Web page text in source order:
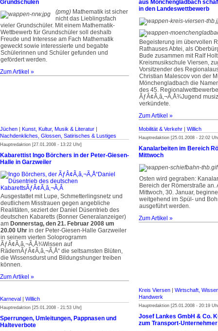
Grundschulen
(pmg) Mathematik ist sicher
nicht das Lieblingsfach
vieler Grundschüler. Mit einem Mathematik-
Wettbewerb für Grundschüler soll deshalb
Freude und Interesse am Fach Mathematik
geweckt sowie interessierte und begabte
Schülerinnen und Schüler gefunden und
gefördert werden.
Zum Artikel »
aus Mönchengladbach
in den Landeswettbewerb
Begeisterung im übervollen
Rathauses Abtei, als
Bude zusammen mit Ralf
Kreismusikschule Viersen,
Vorsitzender des
Christian Malescov von der
Mönchengladbach die
des 45.
ÃƒÂ¢Ã‚â‚¬Ã‚Å¾Jugend
verkündete.
Zum Artikel »
Jüchen | Kunst, Kultur, Musik & Literatur |
Nachdenkliches, Glossen, Satirisches & Lustiges
Hauptredaktion [27.01.2008 - 13:22 Uhr]
Kabarettist Ingo Börchers in der Peter-Giesen-
Halle in Garzweiler
Ausgestattet mit Lupe, Schmetterlingsnetz und
deutlichem Misstrauen gegen angebliche
Realitäten, seziert der Daniel Düsentrieb des
deutschen Kabaretts (Bonner Generalanzeiger)
am Donnerstag, den 21. Februar 2008 um
20.00 Uhr in der Peter-Giesen-Halle Garzweiler
in seinem vierten Soloprogramm
ÃƒÂ¢Ã‚â‚¬Ã‚Å¾Wissen auf
RädernÃƒÂ¢Ã‚â‚¬Ã‚Å“ die seltsamsten Blüten,
die Wissensdurst und Bildungshunger treiben
können.
Zum Artikel »
Mobilität & Verkehr | Willich
Hauptredaktion [25.01.2008 - 22:02
Kanalarbeiten im Bereich
Mittwoch
Osten wird gegraben:
Bereich der Römerstraße an.
Mittwoch, 30. Januar,
weitgehend im Spül- und
ausgeführt werden.
Zum Artikel »
Karneval | Willich
Hauptredaktion [25.01.2008 - 21:53 Uhr]
Sperrungen, Umleitungen, Pappnasen und
Halteverbote
Kreis Viersen | Wirtschaft,
Handwerk
Hauptredaktion [25.01.2008 - 20:19
Josef Lankes GmbH & Co.
zum Transport-Unternehmer